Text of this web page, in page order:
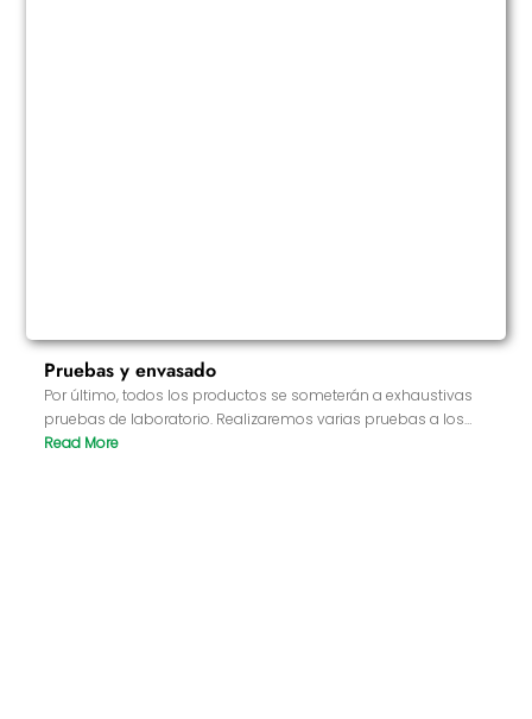
Pruebas y envasado
Por último, todos los productos se someterán a exhaustivas
pruebas de laboratorio. Realizaremos varias pruebas a los
productos acabados, como composición química,